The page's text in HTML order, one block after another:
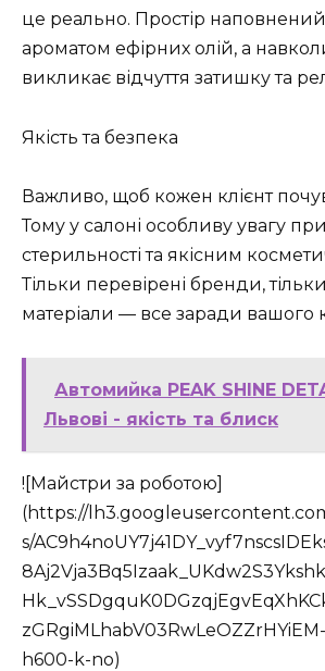
це реально. Простір
ароматом ефірних олій, а
викликає відчуття затишку та
Якість та безпека
Важливо, щоб кожен клієнт
Тому у салоні особливу увагу
стерильності та якісним
Тільки перевірені бренди,
матеріали — все заради вашого
Автомийка PEAK SHINE
Львові - якість та блиск
![Майстри за роботою]
(https://
s/
h600-k-no)